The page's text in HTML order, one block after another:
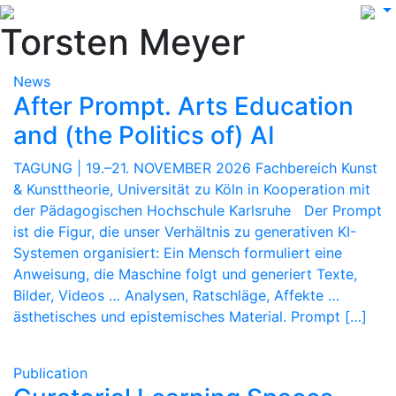
Torsten Meyer
News
After Prompt. Arts Education
and (the Politics of) AI
TAGUNG | 19.–21. NOVEMBER 2026 Fachbereich Kunst
& Kunsttheorie, Universität zu Köln in Kooperation mit
der Pädagogischen Hochschule Karlsruhe Der Prompt
ist die Figur, die unser Verhältnis zu generativen KI-
Systemen organisiert: Ein Mensch formuliert eine
Anweisung, die Maschine folgt und generiert Texte,
Bilder, Videos … Analysen, Ratschläge, Affekte …
ästhetisches und epistemisches Material. Prompt […]
Publication